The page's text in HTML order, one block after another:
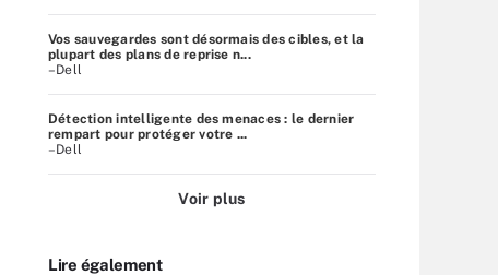
Vos sauvegardes sont désormais des cibles, et la
plupart des plans de reprise n...
–Dell
Détection intelligente des menaces : le dernier
rempart pour protéger votre ...
–Dell
Voir plus
Lire également